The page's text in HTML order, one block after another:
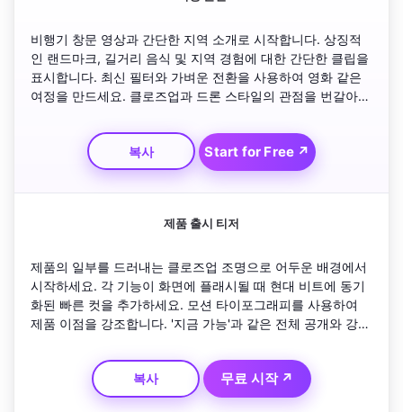
비행기 창문 영상과 간단한 지역 소개로 시작합니다. 상징적
인 랜드마크, 길거리 음식 및 지역 경험에 대한 간단한 클립을
표시합니다. 최신 필터와 가벼운 전환을 사용하여 영화 같은
여정을 만드세요. 클로즈업과 드론 스타일의 관점을 번갈아가
로 마무리하세요. 어조를 모험적이고 즐겁게 유지하세요.
복사
Start for Free ↗
제품 출시 티저
제품의 일부를 드러내는 클로즈업 조명으로 어두운 배경에서
시작하세요. 각 기능이 화면에 플래시될 때 현대 비트에 동기
화된 빠른 컷을 추가하세요. 모션 타이포그래피를 사용하여
제품 이점을 강조합니다. '지금 가능'과 같은 전체 공개와 강력
전문적인 에너지를 유지하세요.
복사
무료 시작 ↗